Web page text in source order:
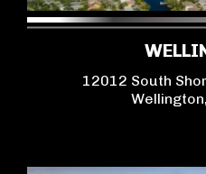
12012 South